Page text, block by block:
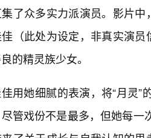
了众多实力派演员。影片
（此处为设定，非真实演
的精灵族少女。
用她细腻的表演，将“月灵
管戏份不是最多，但她每